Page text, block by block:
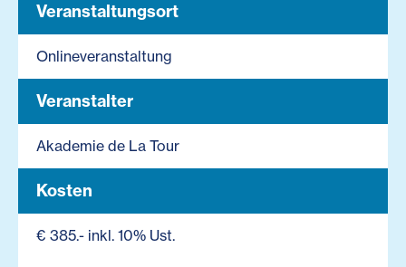
Veranstaltungsort
Onlineveranstaltung
Veranstalter
Akademie de La Tour
Kosten
€ 385.- inkl. 10% Ust.